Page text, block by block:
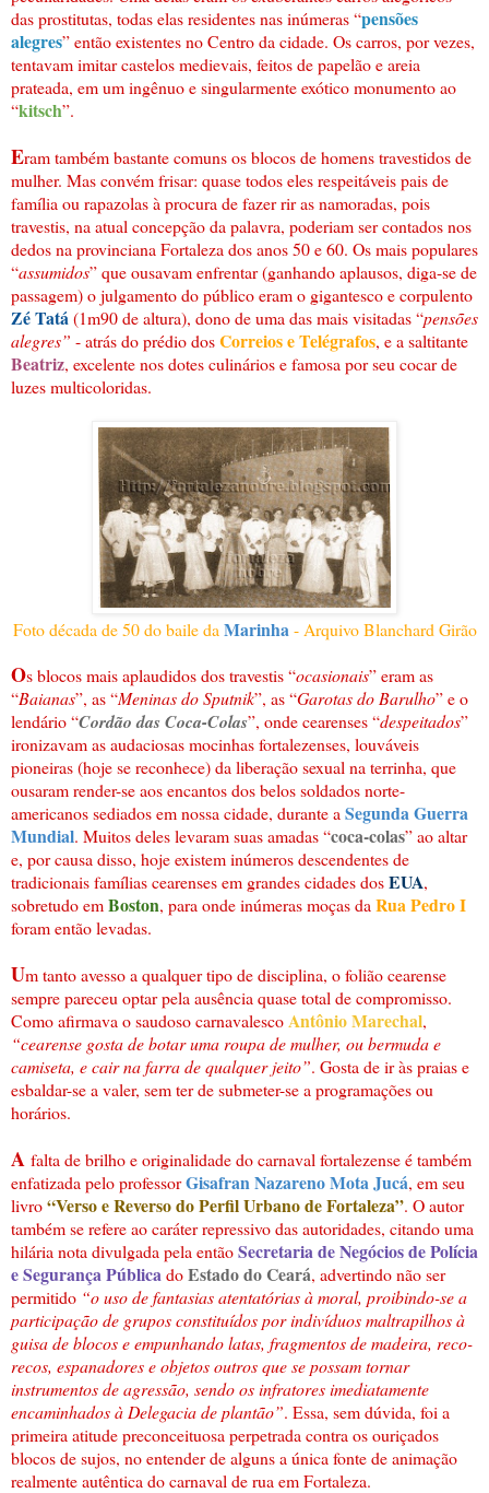
das prostitutas, todas elas residentes nas inúmeras “pensões
alegres” então existentes no Centro da cidade. Os carros, por vezes,
tentavam imitar castelos medievais, feitos de papelão e areia
prateada, em um ingênuo e singularmente exótico monumento ao
“kitsch”.
Eram também bastante comuns os blocos de homens travestidos de
mulher. Mas convém frisar: quase todos eles respeitáveis pais de
família ou rapazolas à procura de fazer rir as namoradas, pois
travestis, na atual concepção da palavra, poderiam ser contados nos
dedos na provinciana Fortaleza dos anos 50 e 60. Os mais populares
“assumidos” que ousavam enfrentar (ganhando aplausos, diga-se de
passagem) o julgamento do público eram o gigantesco e corpulento
Zé Tatá (1m90 de altura), dono de uma das mais visitadas “pensões
alegres” - atrás do prédio dosCorreios e Telégrafos, e a saltitante
Beatriz, excelente nos dotes culinários e famosa por seu cocar de
luzes multicoloridas.
Foto década de 50 do baile da Marinha - Arquivo Blanchard Girão
Os blocos mais aplaudidos dos travestis “ocasionais” eram as
“Baianas”, as “Meninas do Sputnik”, as “Garotas do Barulho” e o
lendário “Cordão das Coca-Colas”, onde cearenses “despeitados”
ironizavam as audaciosas mocinhas fortalezenses, louváveis
pioneiras (hoje se reconhece) da liberação sexual na terrinha, que
ousaram render-se aos encantos dos belos soldados norte-
americanos sediados em nossa cidade, durante a Segunda Guerra
Mundial. Muitos deles levaram suas amadas “coca-colas” ao altar
e, por causa disso, hoje existem inúmeros descendentes de
tradicionais famílias cearenses em grandes cidades dosEUA,
sobretudo emBoston, para onde inúmeras moças da Rua Pedro I
foram então levadas.
Um tanto avesso a qualquer tipo de disciplina, o folião cearense
sempre pareceu optar pela ausência quase total de compromisso.
Como afirmava o saudoso carnavalesco Antônio Marechal,
“cearense gosta de botar uma roupa de mulher, ou bermuda e
camiseta, e cair na farra de qualquer jeito”. Gosta de ir às praias e
esbaldar-se a valer, sem ter de submeter-se a programações ou
horários.
A falta de brilho e originalidade do carnaval fortalezense é também
enfatizada pelo professorGisafran Nazareno Mota Jucá, em seu
livro“Verso e Reverso do Perfil Urbano de Fortaleza”. O autor
também se refere ao caráter repressivo das autoridades, citando uma
hilária nota divulgada pela entãoSecretaria de Negócios de Polícia
e Segurança Pública doEstado do Ceará, advertindo não ser
permitido “o uso de fantasias atentatórias à moral, proibindo-se a
participação de grupos constituídos por indivíduos maltrapilhos à
guisa de blocos e empunhando latas, fragmentos de madeira, reco-
recos, espanadores e objetos outros que se possam tornar
instrumentos de agressão, sendo os infratores imediatamente
encaminhados à Delegacia de plantão”. Essa, sem dúvida, foi a
primeira atitude preconceituosa perpetrada contra os ouriçados
blocos de sujos, no entender de alguns a única fonte de animação
realmente autêntica do carnaval de rua em Fortaleza.